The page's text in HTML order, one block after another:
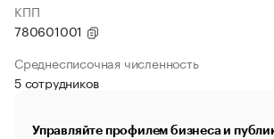
КПП
780601001
Среднесписочная численность
5 сотрудников
Управляйте профилем бизнеса и